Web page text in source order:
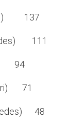
137
111
94
71
48